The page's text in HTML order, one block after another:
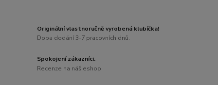
Originální vlastnoručně vyrobená klubíčka!
Doba dodání 3-7 pracovních dnů.
Spokojení zákazníci.
Recenze na náš eshop